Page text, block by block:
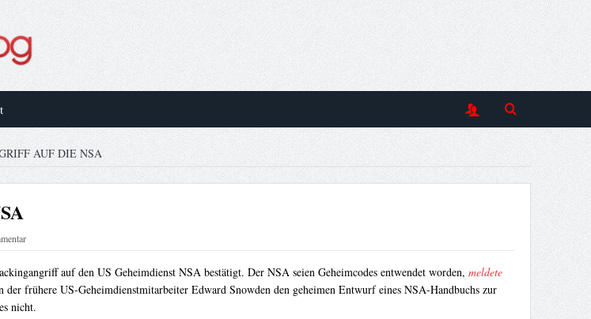
AUF DIE NSA
auf den US Geheimdienst NSA bestätigt. Der NSA seien Geheimcodes entwendet worden, meldete
der frühere US-Geheimdienstmitarbeiter Edward Snowden den geheimen Entwurf eines NSA-Handbuchs zur
nicht.